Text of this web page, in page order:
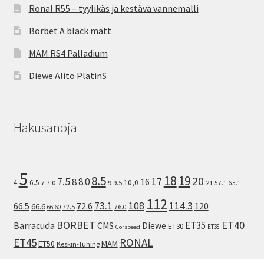
Ronal R55 – tyylikäs ja kestävä vannemalli
Borbet A black matt
MAM RS4 Palladium
Diewe Alito PlatinS
Hakusanoja
4 5 6.5 7 7.0 7.588.08.5 9 9.5 10,0 16 17 18 1920 21 57.1 65.1
66.5 66.6 66.60 72.5 72.6 73.1 76.0 108 112 114.3 120
Barracuda BORBET CMS Corspeed Diewe ET30 ET35 ET38 ET40
ET45ET50 Keskin-Tuning MAM RONAL